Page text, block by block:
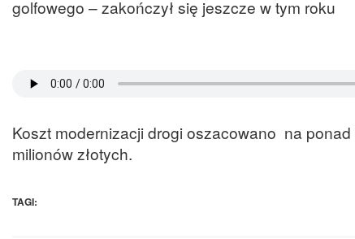
golfowego – zakończył się jeszcze w tym roku
Koszt modernizacji drogi oszacowano na
milionów złotych.
TAGI: